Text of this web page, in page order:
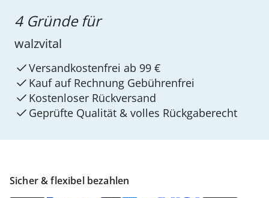
Sicher & flexibel bezahlen
4 Gründe für
walzvital
Versandkostenfrei ab 99 €
Kauf auf Rechnung Gebührenfrei
Kostenloser Rückversand
Geprüfte Qualität & volles Rückgaberecht